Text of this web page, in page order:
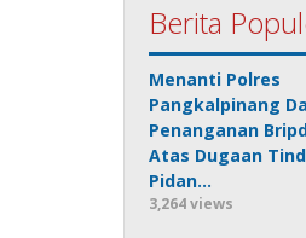
Berita
Menanti Polres
Pangkalpinang
Penanganan
Atas Dugaan
Pidan…
3,264 views